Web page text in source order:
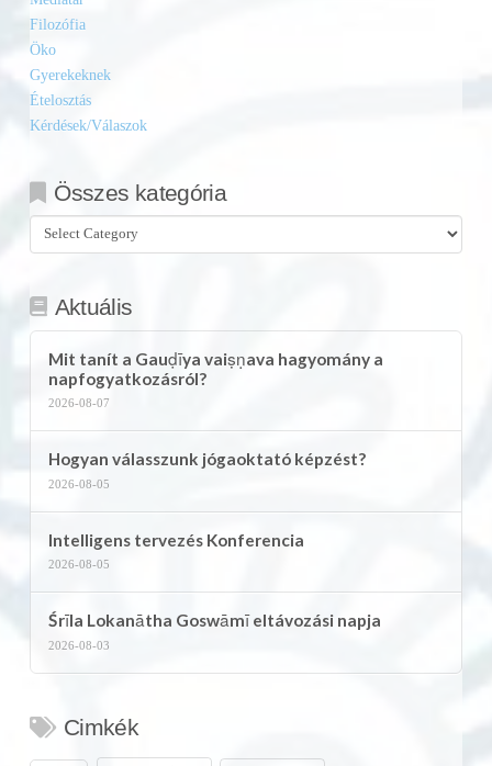
Filozófia
Öko
Gyerekeknek
Ételosztás
Kérdések/Válaszok
Összes kategória
Összes
kategória
Aktuális
Mit tanít a Gauḍīya vaiṣṇava hagyomány a
napfogyatkozásról?
2026-08-07
Hogyan válasszunk jógaoktató képzést?
2026-08-05
Intelligens tervezés Konferencia
2026-08-05
Śrīla Lokanātha Goswāmī eltávozási napja
2026-08-03
Cimkék